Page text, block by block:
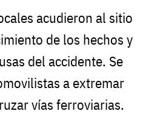
acudieron al sitio
de los hechos y
del accidente. Se
a extremar
vías ferroviarias.